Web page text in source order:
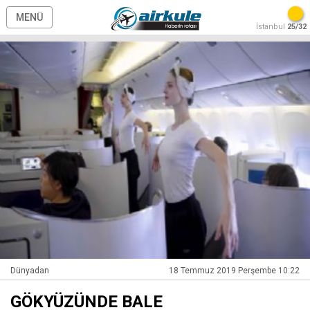
MENÜ
İstanbul 25/32
Dünyadan 18 Temmuz 2019 Perşembe 10:22
GÖKYÜZÜNDE BALE